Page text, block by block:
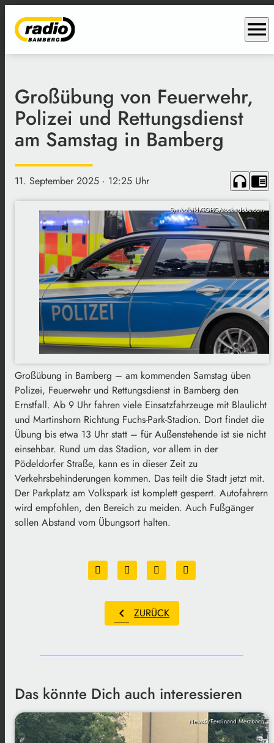
menu
Großübung von Feuerwehr,
Polizei und Rettungsdienst
am Samstag in Bamberg
11. September 2025 · 12:25 Uhr headphones chrome_reader_mode
Symbolbild/TOPIC/stock.adobe.com
Großübung in Bamberg – am kommenden Samstag üben
Polizei, Feuerwehr und Rettungsdienst in Bamberg den
Ernstfall. Ab 9 Uhr fahren viele Einsatzfahrzeuge mit Blaulicht
und Martinshorn Richtung Fuchs-Park-Stadion. Dort findet die
Übung bis etwa 13 Uhr statt – für Außenstehende ist sie nicht
einsehbar. Rund um das Stadion, vor allem in der
Pödeldorfer Straße, kann es in dieser Zeit zu
Verkehrsbehinderungen kommen. Das teilt die Stadt jetzt mit.
Der Parkplatz am Volkspark ist komplett gesperrt. Autofahrern
wird empfohlen, den Bereich zu meiden. Auch Fußgänger
sollen Abstand vom Übungsort halten.
chevron_left ZURÜCK
Das könnte Dich auch interessieren
News5/Ferdinand Merzbach